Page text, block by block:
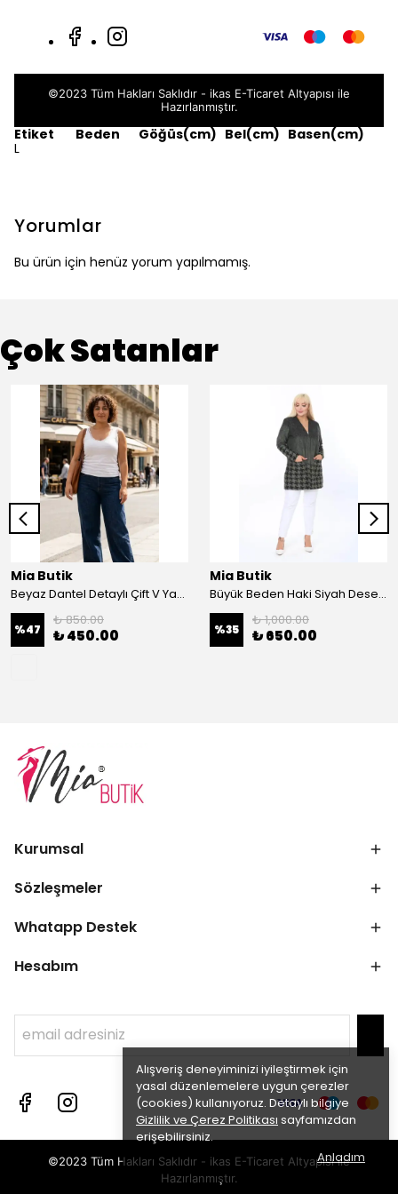
Alışveriş deneyiminizi iyileştirmek için
yasal düzenlemelere uygun çerezler
(cookies) kullanıyoruz. Detaylı bilgiye
Gizlilik ve Çerez Politikası sayfamızdan
erişebilirsiniz.
Anladım
©2023 Tüm Hakları Saklıdır - ikas E-Ticaret Altyapısı ile
Hazırlanmıştır.
Etiket Beden Göğüs(cm) Bel(cm) Basen(cm)
L
Yorumlar
Bu ürün için henüz yorum yapılmamış.
Çok Satanlar
Mia Butik
Beyaz Dantel Detaylı Çift V Yaka Karşkorse Esnek Bluz
%47
₺ 850.00
₺ 450.00
Mia Butik
Büyük Beden Haki Siyah Desenli Hırka
%35
₺ 1,000.00
₺ 650.00
Kurumsal
Sözleşmeler
Whatapp Destek
Hesabım
©2023 Tüm Hakları Saklıdır - ikas E-Ticaret Altyapısı ile
Hazırlanmıştır.